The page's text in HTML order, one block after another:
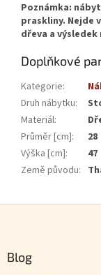
Poznámka:
praskliny. Nejde
dřeva a
Doplňkové
Kategorie:
Druh nábytku:
Materiál:
Průměr [cm]:
28
Výška [cm]:
47
Země původu:
Blog